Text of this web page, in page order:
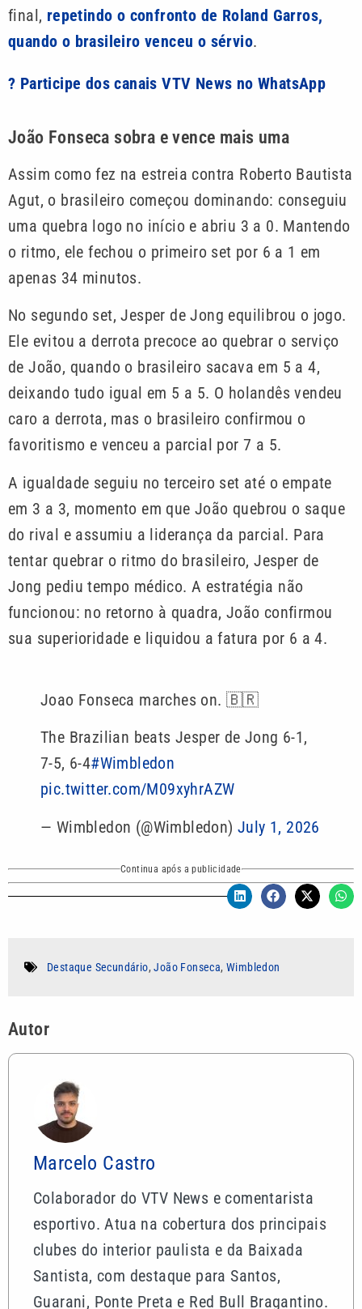
final, repetindo o confronto de Roland Garros,
quando o brasileiro venceu o sérvio.
? Participe dos canais VTV News no WhatsApp
João Fonseca sobra e vence mais uma
Assim como fez na estreia contra Roberto Bautista
Agut, o brasileiro começou dominando: conseguiu
uma quebra logo no início e abriu 3 a 0. Mantendo
o ritmo, ele fechou o primeiro set por 6 a 1 em
apenas 34 minutos.
No segundo set, Jesper de Jong equilibrou o jogo.
Ele evitou a derrota precoce ao quebrar o serviço
de João, quando o brasileiro sacava em 5 a 4,
deixando tudo igual em 5 a 5. O holandês vendeu
caro a derrota, mas o brasileiro confirmou o
favoritismo e venceu a parcial por 7 a 5.
A igualdade seguiu no terceiro set até o empate
em 3 a 3, momento em que João quebrou o saque
do rival e assumiu a liderança da parcial. Para
tentar quebrar o ritmo do brasileiro, Jesper de
Jong pediu tempo médico. A estratégia não
funcionou: no retorno à quadra, João confirmou
sua superioridade e liquidou a fatura por 6 a 4.
Joao Fonseca marches on. 🇧🇷
The Brazilian beats Jesper de Jong 6-1,
7-5, 6-4#Wimbledon
pic.twitter.com/M09xyhrAZW
— Wimbledon (@Wimbledon) July 1, 2026
Continua após a publicidade
Destaque Secundário,João Fonseca,Wimbledon
Autor
Marcelo Castro
Colaborador do VTV News e comentarista
esportivo. Atua na cobertura dos principais
clubes do interior paulista e da Baixada
Santista, com destaque para Santos,
Guarani, Ponte Preta e Red Bull Bragantino.